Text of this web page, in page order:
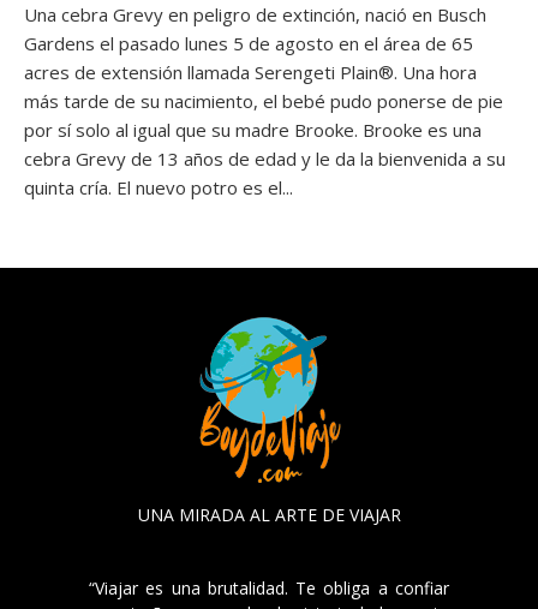
Una cebra Grevy en peligro de extinción, nació en Busch
Gardens el pasado lunes 5 de agosto en el área de 65
acres de extensión llamada Serengeti Plain®. Una hora
más tarde de su nacimiento, el bebé pudo ponerse de pie
por sí solo al igual que su madre Brooke. Brooke es una
cebra Grevy de 13 años de edad y le da la bienvenida a su
quinta cría. El nuevo potro es el...
UNA MIRADA AL ARTE DE VIAJAR
“Viajar es una brutalidad. Te obliga a confiar